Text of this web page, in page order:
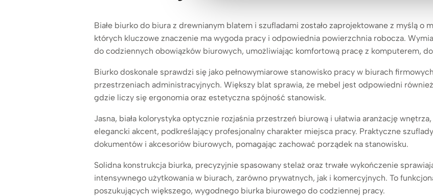
Białe biurko do biura z drewnianym blatem i szufladami zostało zaprojektowane z myślą o
których kluczowe znaczenie ma wygoda pracy i odpowiednia powierzchnia robocza.
do codziennych obowiązków biurowych, umożliwiając komfortową pracę z komputerem,
Biurko doskonale sprawdzi się jako pełnowymiarowe stanowisko pracy w biurach
przestrzeniach administracyjnych. Większy blat sprawia, że mebel jest odpowiedni
gdzie liczy się ergonomia oraz estetyczna spójność stanowisk.
Jasna, biała kolorystyka optycznie rozjaśnia przestrzeń biurową i ułatwia aranżację
elegancki akcent, podkreślający profesjonalny charakter miejsca pracy. Praktyczne
dokumentów i akcesoriów biurowych, pomagając zachować porządek na stanowisku.
Solidna konstrukcja biurka, precyzyjnie spasowany stelaż oraz trwałe wykończenie
intensywnego użytkowania w biurach, zarówno prywatnych, jak i komercyjnych. To
poszukujących większego, wygodnego biurka biurowego do codziennej pracy.